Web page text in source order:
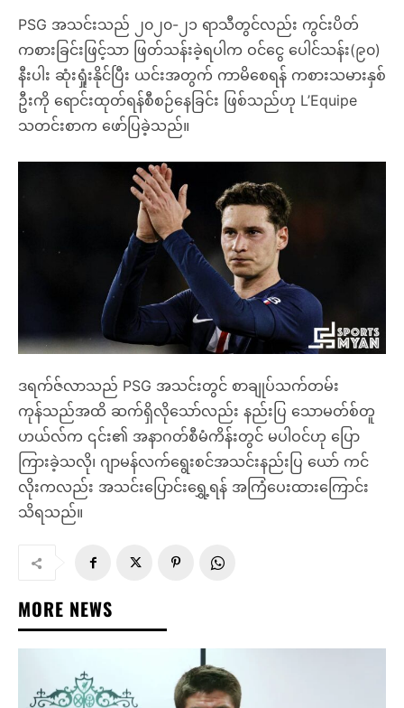
PSG အသင်းသည် ၂၀၂၀-၂၁ ရာသီတွင်လည်း ကွင်းပိတ်
ကစားခြင်းဖြင့်သာ ဖြတ်သန်းခဲ့ရပါက ဝင်ငွေ ပေါင်သန်း(၉၀)
နီးပါး ဆုံးရှုံးနိုင်ပြီး ယင်းအတွက် ကာမိစေရန် ကစားသမားနှစ်
ဦးကို ရောင်းထုတ်ရန်စီစဉ်နေခြင်း ဖြစ်သည်ဟု L’Equipe
သတင်းစာက ဖော်ပြခဲ့သည်။
ဒရက်ဇ်လာသည် PSG အသင်းတွင် စာချုပ်သက်တမ်း
ကုန်သည်အထိ ဆက်ရှိလိုသော်လည်း နည်းပြ သောမတ်စ်တူ
ဟယ်လ်က ၎င်း၏ အနာဂတ်စီမံကိန်းတွင် မပါဝင်ဟု ပြော
ကြားခဲ့သလို၊ ဂျာမန်လက်ရွေးစင်အသင်းနည်းပြ ယော် ကင်
လိုးကလည်း အသင်းပြောင်းရွှေ့ရန် အကြံပေးထားကြောင်း
သိရသည်။
MORE NEWS